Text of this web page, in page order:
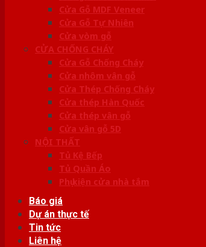
Cửa Gỗ MDF Veneer
Cửa Gỗ Tự Nhiên
Cửa vòm gỗ
CỬA CHỐNG CHÁY
Cửa Gỗ Chống Cháy
Cửa nhôm vân gỗ
Cửa Thép Chống Cháy
Cửa thép Hàn Quốc
Cửa thép vân gỗ
Cửa vân gỗ 5D
NỘI THẤT
Tủ Kệ Bếp
Tủ Quần Áo
Phụ kiện cửa nhà tắm
Báo giá
Dự án thực tế
Tin tức
Liên hệ